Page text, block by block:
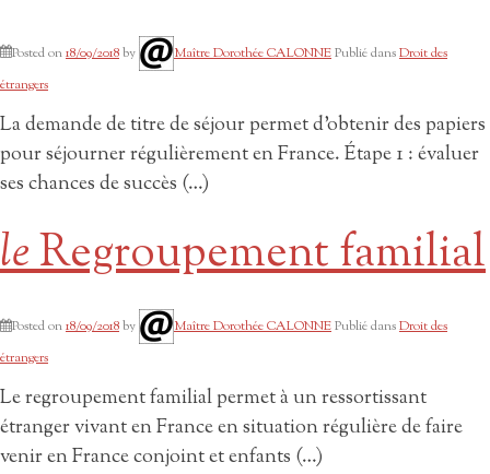
Posted on18/09/2018by Maître Dorothée CALONNEPublié dansDroit des
étrangers
La demande de titre de séjour permet d’obtenir des papiers
pour séjourner régulièrement en France. Étape 1 : évaluer
ses chances de succès (…)
leRegroupement familial
Posted on18/09/2018by Maître Dorothée CALONNEPublié dansDroit des
étrangers
Le regroupement familial permet à un ressortissant
étranger vivant en France en situation régulière de faire
venir en France conjoint et enfants (…)